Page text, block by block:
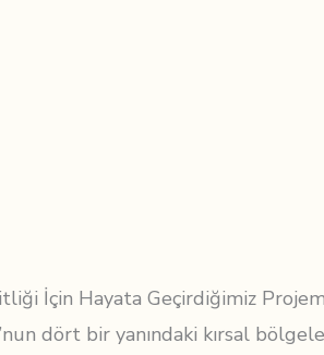
İçin Hayata Geçirdiğimiz
dört bir yanındaki kırsal